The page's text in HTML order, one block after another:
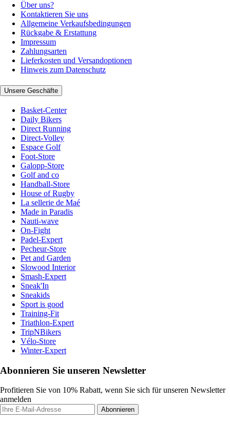
Über uns?
Kontaktieren Sie uns
Allgemeine Verkaufsbedingungen
Rückgabe & Erstattung
Impressum
Zahlungsarten
Lieferkosten und Versandoptionen
Hinweis zum Datenschutz
Unsere Geschäfte
Basket-Center
Daily Bikers
Direct Running
Direct-Volley
Espace Golf
Foot-Store
Galopp-Store
Golf and co
Handball-Store
House of Rugby
La sellerie de Maé
Made in Paradis
Nauti-wave
On-Fight
Padel-Expert
Pecheur-Store
Pet and Garden
Slowood Interior
Smash-Expert
Sneak'In
Sneakids
Sport is good
Training-Fit
Triathlon-Expert
TripNBikers
Vélo-Store
Winter-Expert
Abonnieren Sie unseren Newsletter
Profitieren Sie von 10% Rabatt, wenn Sie sich für unseren Newsletter
anmelden
Abonnieren